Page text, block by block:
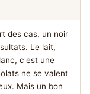
des cas, un noir
Le lait,
c'est une
ne se valent
Mais un bon